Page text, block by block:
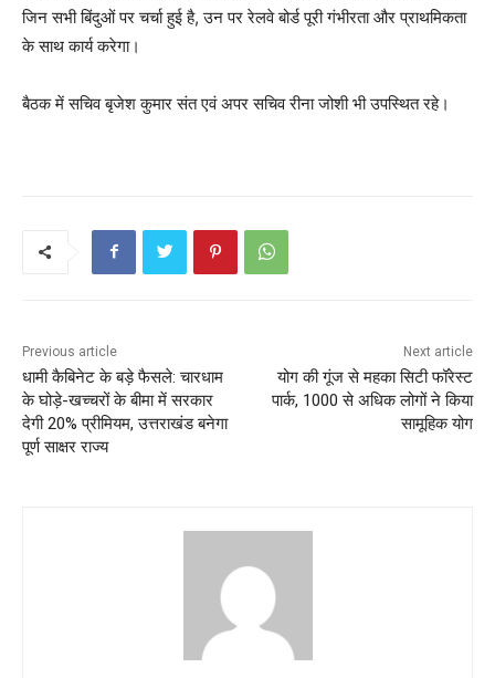
जिन सभी बिंदुओं पर चर्चा हुई है, उन पर रेलवे बोर्ड पूरी गंभीरता और प्राथमिकता
के साथ कार्य करेगा।
बैठक में सचिव बृजेश कुमार संत एवं अपर सचिव रीना जोशी भी उपस्थित रहे।
Previous article
धामी कैबिनेट के बड़े फैसले: चारधाम
के घोड़े-खच्चरों के बीमा में सरकार
देगी 20% प्रीमियम, उत्तराखंड बनेगा
पूर्ण साक्षर राज्य
Next article
योग की गूंज से महका सिटी फॉरेस्ट
पार्क, 1000 से अधिक लोगों ने किया
सामूहिक योग